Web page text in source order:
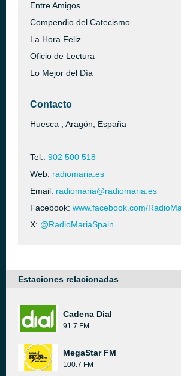
Entre Amigos
Compendio del Catecismo
La Hora Feliz
Oficio de Lectura
Lo Mejor del Día
Contacto
Huesca , Aragón, España
Tel.: 902 500 518
Web: radiomaria.es
Email: radiomaria@radiomaria.es
Facebook: www.facebook.com/
X: @RadioMariaSpain
Estaciones relacionadas
Cadena Dial
91.7 FM
MegaStar FM
100.7 FM